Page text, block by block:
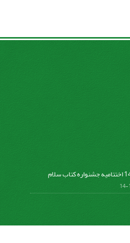
پنج شنبه 14 دی ماه 1402 اختتامیه جشنواره کتاب سلام